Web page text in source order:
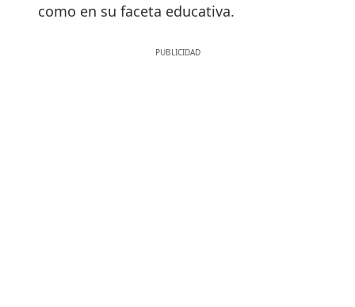
como en su faceta educativa.